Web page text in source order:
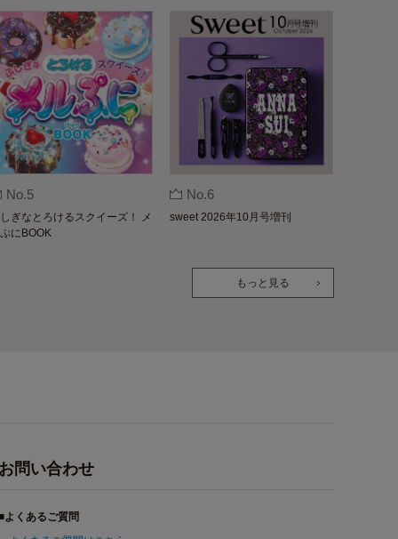
No.5
ぎなとろけるスクイーズ！ メ
にBOOK
No.6
sweet 2026年10月号増刊
もっと見る
問い合わせ
よくあるご質問